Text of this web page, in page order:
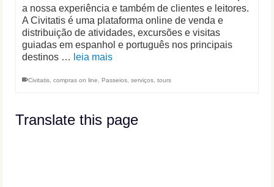
a nossa experiência e também de clientes e leitores.
A Civitatis é uma plataforma online de venda e
distribuição de atividades, excursões e visitas
guiadas em espanhol e português nos principais
destinos … leia mais
Civitatis compras on line Passeios serviços tours
Translate this page